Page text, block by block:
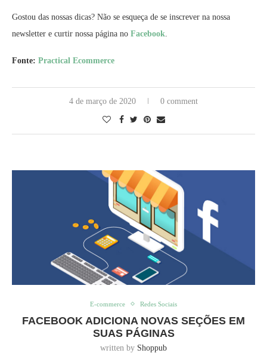
Gostou das nossas dicas? Não se esqueça de se inscrever na nossa
newsletter e curtir nossa página no Facebook.
Fonte: Practical Ecommerce
4 de março de 2020 0 comment
E-commerce Redes Sociais
FACEBOOK ADICIONA NOVAS SEÇÕES EM
SUAS PÁGINAS
written by Shoppub